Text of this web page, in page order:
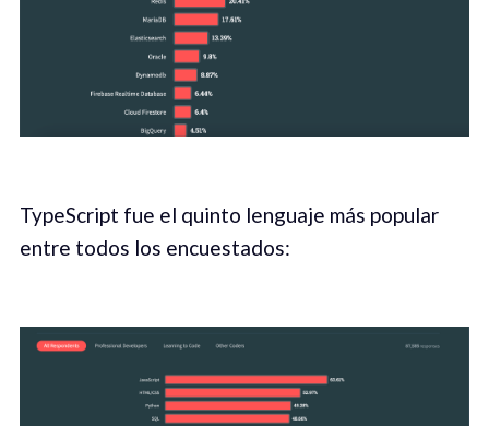
TypeScript fue el quinto lenguaje más popular
entre todos los encuestados: